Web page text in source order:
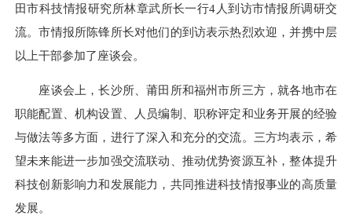
田市科技情报研究所林章武所长一行4人到访市情报所调研交
流。市情报所陈锋所长对他们的到访表示热烈欢迎，并携中层
以上干部参加了座谈会。
座谈会上，长沙所、莆田所和福州市所三方，就各地市在
职能配置、机构设置、人员编制、职称评定和业务开展的经验
与做法等多方面，进行了深入和充分的交流。三方均表示，希
望未来能进一步加强交流联动、推动优势资源互补，整体提升
科技创新影响力和发展能力，共同推进科技情报事业的高质量
发展。